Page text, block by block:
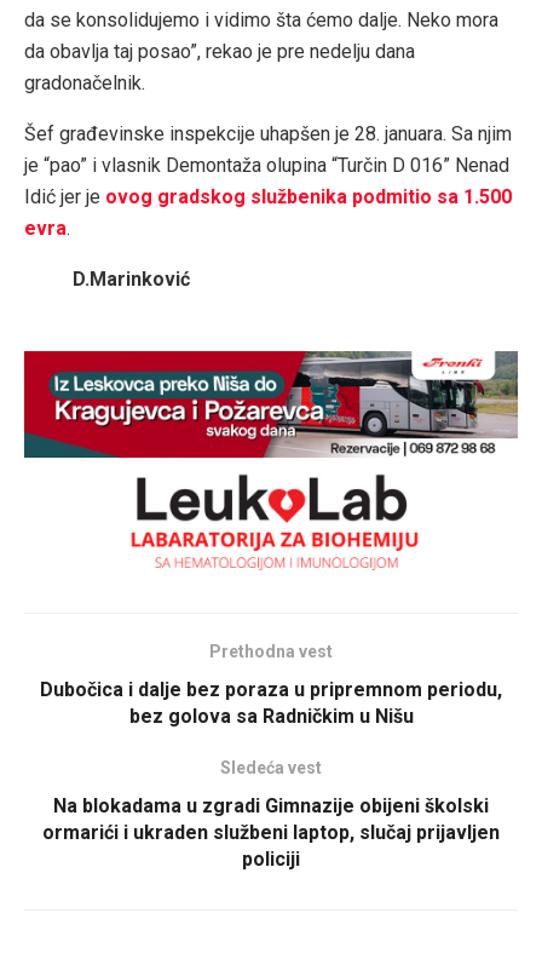
da se konsolidujemo i vidimo šta ćemo dalje. Neko mora
da obavlja taj posao”, rekao je pre nedelju dana
gradonačelnik.
Šef građevinske inspekcije uhapšen je 28. januara. Sa njim
je “pao” i vlasnik Demontaža olupina “Turčin D 016” Nenad
Idić jer je ovog gradskog službenika podmitio sa 1.500
evra.
D.Marinković
Prethodna vest
Dubočica i dalje bez poraza u pripremnom periodu,
bez golova sa Radničkim u Nišu
Sledeća vest
Na blokadama u zgradi Gimnazije obijeni školski
ormarići i ukraden službeni laptop, slučaj prijavljen
policiji